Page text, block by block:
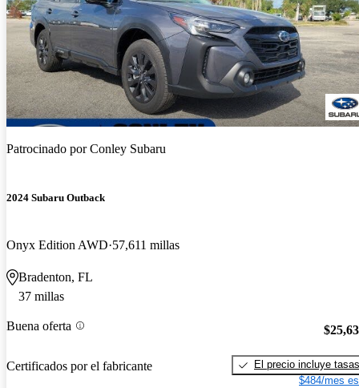
Patrocinado porConley Subaru
2024 Subaru Outback
Onyx Edition AWD 57,611 millas
Bradenton, FL
37 millas
Buena oferta
Certificados por el fabricante
El precio incluye tasas
$484/mes